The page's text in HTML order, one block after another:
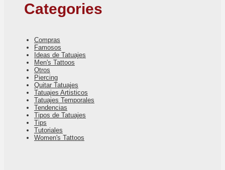
Categories
Compras
Famosos
Ideas de Tatuajes
Men's Tattoos
Otros
Piercing
Quitar Tatuajes
Tatuajes Artisticos
Tatuajes Temporales
Tendencias
Tipos de Tatuajes
Tips
Tutoriales
Women's Tattoos